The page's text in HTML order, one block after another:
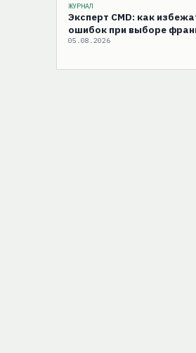
ЖУРНАЛ
Эксперт CMD: как
ошибок при выборе
05.08.2026